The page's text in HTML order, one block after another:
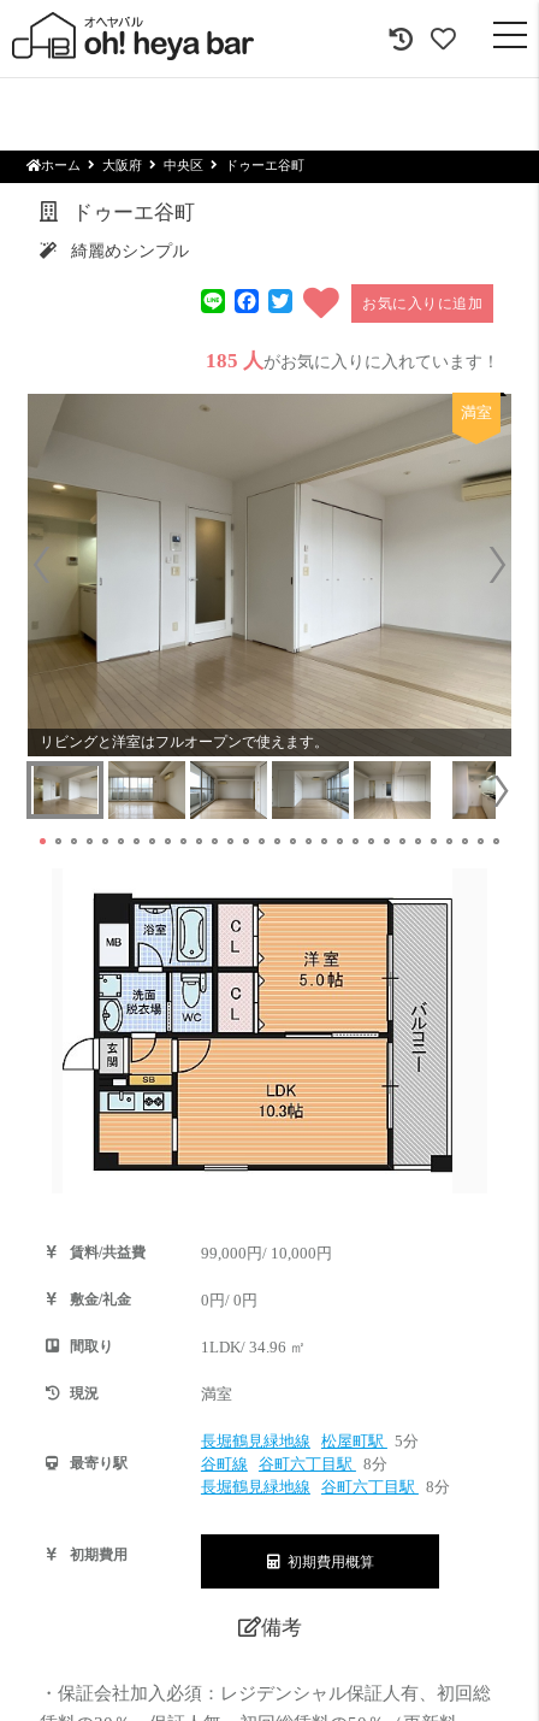
ホーム 大阪府 中央区 ドゥーエ谷町
ドゥーエ谷町
綺麗めシンプル
LineFacebook
Twitterお気に入りに追加
185 人がお気に入りに入れています！
満室
リビングと洋室はフルオープンで使えます。
賃料/共益費 99,000円/ 10,000円
敷金/礼金 0円/ 0円
間取り 1LDK/ 34.96 ㎡
現況 満室
最寄り駅
長堀鶴見緑地線 松屋町駅
5分
谷町線
谷町六丁目駅
8分
長堀鶴見緑地線
谷町六丁目駅 8分
初期費用 初期費用概算
備考
・保証会社加入必須：レジデンシャル保証人有、初回総